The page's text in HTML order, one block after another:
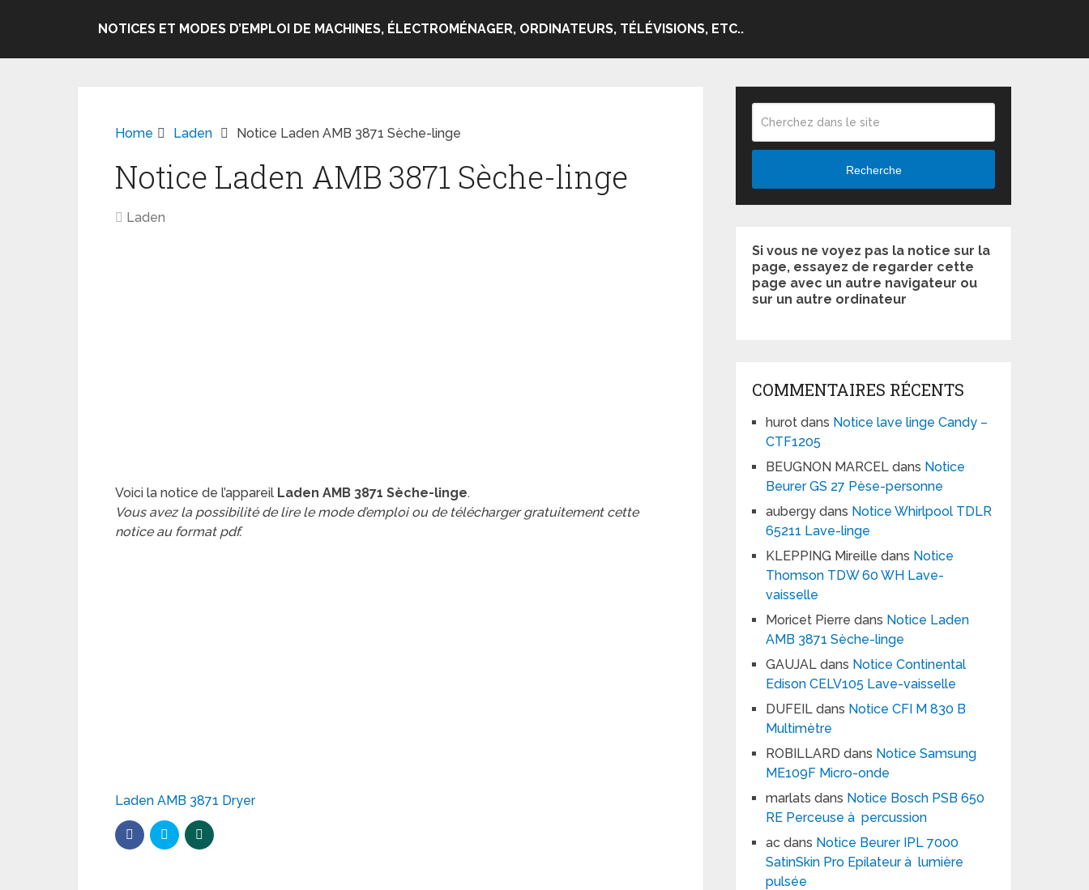
NOTICES ET MODES D’EMPLOI DE MACHINES, ÉLECTROMÉNAGER, ORDINATEURS, TÉLÉVISIONS, ETC..
Home Laden Notice Laden AMB 3871 Sèche-linge
Notice Laden AMB 3871 Sèche-linge
Laden
Voici la notice de l’appareil Laden AMB 3871 Sèche-linge.
Vous avez la possibilité de lire le mode d’emploi ou de télécharger gratuitement cette
notice au format pdf.
Laden AMB 3871 Dryer
Recherche
Si vous ne voyez pas la notice sur la
page, essayez de regarder cette
page avec un autre navigateur ou
sur un autre ordinateur
COMMENTAIRES RÉCENTS
hurot dans Notice lave linge Candy –
CTF1205
BEUGNON MARCEL dans Notice
Beurer GS 27 Pèse-personne
aubergy dans Notice Whirlpool TDLR
65211 Lave-linge
KLEPPING Mireille dans Notice
Thomson TDW 60 WH Lave-
vaisselle
Moricet Pierre dans Notice Laden
AMB 3871 Sèche-linge
GAUJAL dans Notice Continental
Edison CELV105 Lave-vaisselle
DUFEIL dans Notice CFI M 830 B
Multimètre
ROBILLARD dans Notice Samsung
ME109F Micro-onde
marlats dans Notice Bosch PSB 650
RE Perceuse à percussion
ac dans Notice Beurer IPL 7000
SatinSkin Pro Epilateur à lumière
pulsée